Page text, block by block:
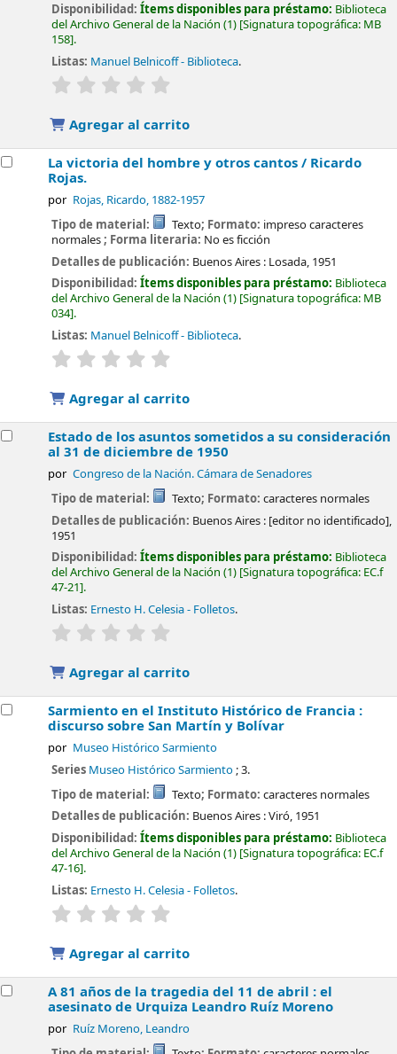
Disponibilidad:Ítems disponibles para préstamo: Biblioteca
del Archivo General de la Nación (1) Signatura topográfica: MB
158 .
Listas: Manuel Belnicoff - Biblioteca.
valoración
Agregar al carrito
La victoria del hombre y otros cantos / Ricardo
Rojas.
por Rojas, Ricardo, 1882-1957
Tipo de material: Texto; Formato: impreso caracteres
normales; Forma literaria: No es ficción
Detalles de publicación: Buenos Aires : Losada, 1951
Disponibilidad:Ítems disponibles para préstamo: Biblioteca
del Archivo General de la Nación (1) Signatura topográfica: MB
034 .
Listas: Manuel Belnicoff - Biblioteca.
valoración
Agregar al carrito
Estado de los asuntos sometidos a su consideración
al 31 de diciembre de 1950
por Congreso de la Nación. Cámara de Senadores
Tipo de material: Texto; Formato: caracteres normales
Detalles de publicación: Buenos Aires : [editor no identificado],
1951
Disponibilidad:Ítems disponibles para préstamo: Biblioteca
del Archivo General de la Nación (1) Signatura topográfica: EC.f
47-21 .
Listas: Ernesto H. Celesia - Folletos.
valoración
Agregar al carrito
Sarmiento en el Instituto Histórico de Francia :
discurso sobre San Martín y Bolívar
por Museo Histórico Sarmiento
Series Museo Histórico Sarmiento; 3.
Tipo de material:
Texto; Formato: caracteres normales
Detalles de publicación: Buenos Aires :Viró, 1951
Disponibilidad:Ítems disponibles para préstamo: Biblioteca
del Archivo General de la Nación (1) Signatura topográfica: EC.f
47-16 .
Listas: Ernesto H. Celesia - Folletos.
valoración
Agregar al carrito
A 81 años de la tragedia del 11 de abril : el
asesinato de Urquiza Leandro Ruíz Moreno
por Ruíz Moreno, Leandro